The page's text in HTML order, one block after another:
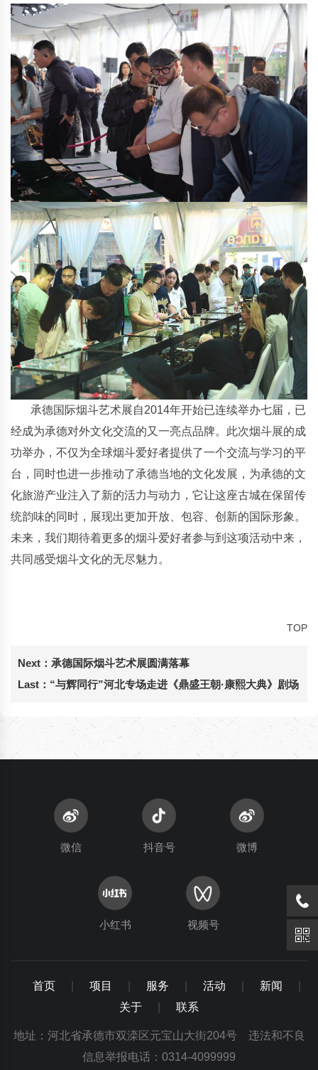
承德国际烟斗艺术展自2014年开始已连续举办七届，已
经成为承德对外文化交流的又一亮点品牌。此次烟斗展的成
功举办，不仅为全球烟斗爱好者提供了一个交流与学习的平
台，同时也进一步推动了承德当地的文化发展，为承德的文
化旅游产业注入了新的活力与动力，它让这座古城在保留传
统韵味的同时，展现出更加开放、包容、创新的国际形象。
未来，我们期待着更多的烟斗爱好者参与到这项活动中来，
共同感受烟斗文化的无尽魅力。
TOP
Next： 承德国际烟斗艺术展圆满落幕
Last： “与辉同行”河北专场走进《鼎盛王朝·康熙大典》剧场
微信 抖音号 微博
小红书 视频号
首页 项目 服务 活动 新闻
关于
联系
地址：河北省承德市双滦区元宝山大街204号 违法和不良
信息举报电话：0314-4099999